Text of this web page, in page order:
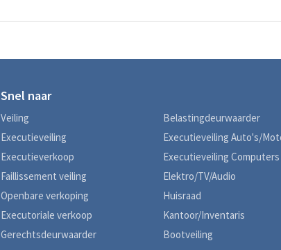
Snel naar
Veiling
Executieveiling
Executieverkoop
Faillissement veiling
Openbare verkoping
Executoriale verkoop
Gerechtsdeurwaarder
Belastingdeurwaarder
Executieveiling Auto's/
Executieveiling Computers
Elektro/TV/Audio
Huisraad
Kantoor/Inventaris
Bootveiling